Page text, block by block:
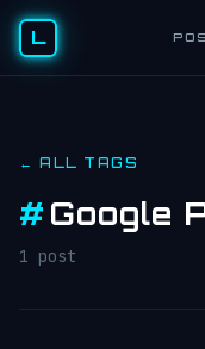
L
← ALL TAGS
# Google
1 post